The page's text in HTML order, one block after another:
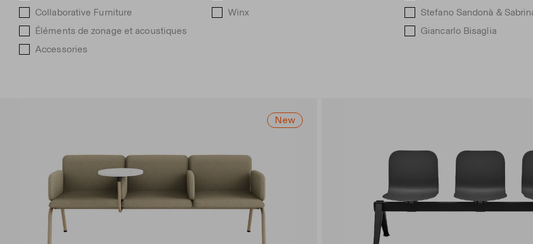
Collaborative Furniture
Éléments de zonage et acoustiques
Accessories
Winx
Stefano Sandonà &
Giancarlo Bisaglia
New